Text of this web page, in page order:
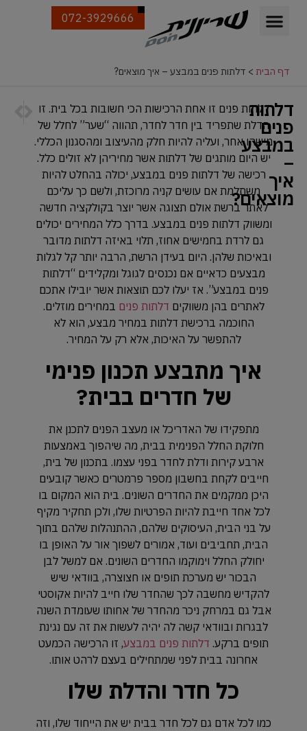
072-3929666
דף הבית > דלתות פנים במבצע – איך מוצאים?
דלתות
פנים
במבצע
–
איך
מוצאים?
דלתות פנים זו אחת הרכישות הכי חשובות בכל בית. זו
הדלת שתפריד בין חדר לחדר, תהווה “שער” לחלל של
מישהו אחר, ועליה להיות חלק מהעיצוב ומהסגנון הכללי.
יש היום מותגים של דלתות אשר מחיריהן לא זולים כלל.
רכישה של דלתות פנים במבצע, יכולה בהחלט להיות
משתלמת אם עושים קניה מרוכזת, ולשם כך עליכם
לאתר ברשת אולם תצוגה אשר יוצר בקולקציה חדשה
ומשווק דלתות פנים במבצע. בדרך כלל המחירים יכולים
גם לרדת בחמישים אחוז, תלוי באיזה דלתות מדובר
ובאיכות שלהן. היום בעידן הרשת, הרבה יותר קל לגלות
מבצעים כדאיים אם נכנסים לגוגל ומקלידים “דלתות
פנים במבצע”. אז יעלו לכם תוצאות אשר יובילו אתכם
לאתרים בהן משווקים דלתות פנים במחירים מוזלים.
החוכמה ברכישת דלתות במחיר מבצע, הוא לא
להתפשר על האיכות, אלא רק על המחיר.
איך מתבצע תכנון פנימי
של חדרים בבית?
מתפקידו של האדריכל או מעצב הפנים לתכנן את
חלוקת החלל הפנימית בבית, מה שיהפוך באמצעות
ארבע קירות ודלת לחדר בפני עצמו. בתכנון של בית,
חייבים לקחת בחשבון מספר פרמטרים כאשר קובעים
היכן ממקמים את החדרים השונים. בית הוא המקום בו
לכל אחד חייבת להיות הפרטיות שלו, ולכן תחקיר מקיף
על בני הבית, העיסוקים שלהם, ההתנהלות שלהם בתוך
הבית, תחביבים ועוד, אמורים לשפוך אור על האופן בו
יחולק החלל וימוקמו החדרים השונים. אם למשל לבן
הבכור יש מערכת תופים או חצוצרה, בוודאי שיש
להקדיש מחשבה לכך שהחדר שלו חייב להיות אקוסטי
אבל גם במרחק ניכר מהחדר של אחותו שעומדת השנה
לבגרות ובוודאי קשה לה יהיה לעשות את זה עם נגינת
תופים ברקע. דלתות פנים במבצע, זו הרכישה הכמעט
אחרונה בבית לפני שמתחילים בעצם לרהט אותו.
כל חדר והדלת שלו
כמו לכל אדם גם לכל חדר בבית יש את הייחוד שלו, וזה